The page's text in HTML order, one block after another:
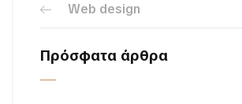
Web design
Πρόσφατα άρθρα